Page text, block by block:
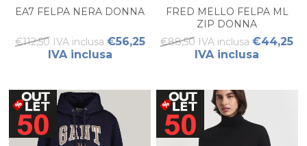
EA7 FELPA NERA DONNA
€112,50 IVA inclusa €56,25
IVA inclusa
FRED MELLO FELPA ML
ZIP DONNA
€88,50 IVA inclusa €44,25
IVA inclusa